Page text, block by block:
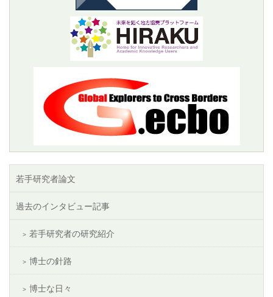
若手研究者論文
過去のインタビュー記事
若手研究者の研究紹介
博士の針路
博士な日々